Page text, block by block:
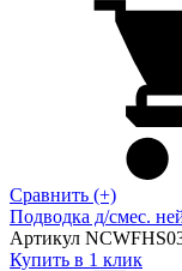
Сравнить (+)
Подводка д/смес.
Артикул
Купить в 1 клик